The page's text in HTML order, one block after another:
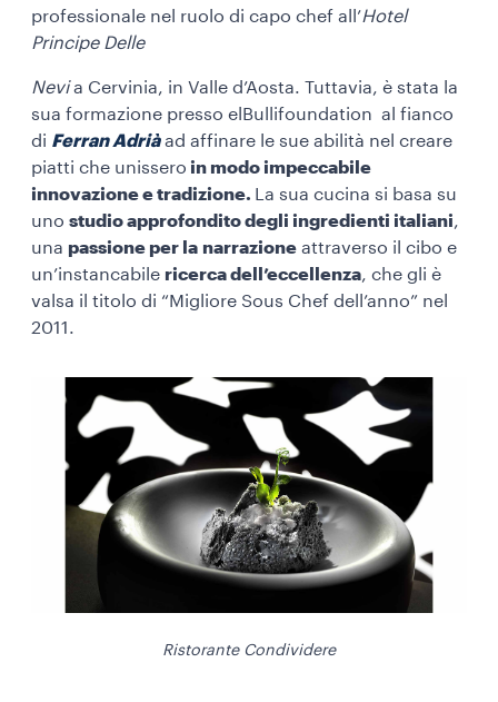
professionale nel ruolo di capo chef all’Hotel
Principe Delle
Nevia Cervinia, in Valle d’Aosta. Tuttavia, è stata la
sua formazione presso elBullifoundation al fianco
di Ferran Adriàad affinare le sue abilità nel creare
piatti che unissero in modo impeccabile
innovazione e tradizione.
La sua cucina si basa su
uno studio approfondito degli ingredienti italiani,
una passione per la narrazione attraverso il cibo e
un’instancabile ricerca dell’eccellenza, che gli è
valsa il titolo di “Migliore Sous Chef dell’anno” nel
2011.
Ristorante Condividere